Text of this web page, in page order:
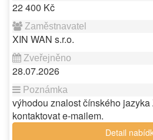
22 400 Kč
XIN WAN s.r.o.
28.07.2026
výhodou znalost čínského
kontaktovat e-mailem.
Detail